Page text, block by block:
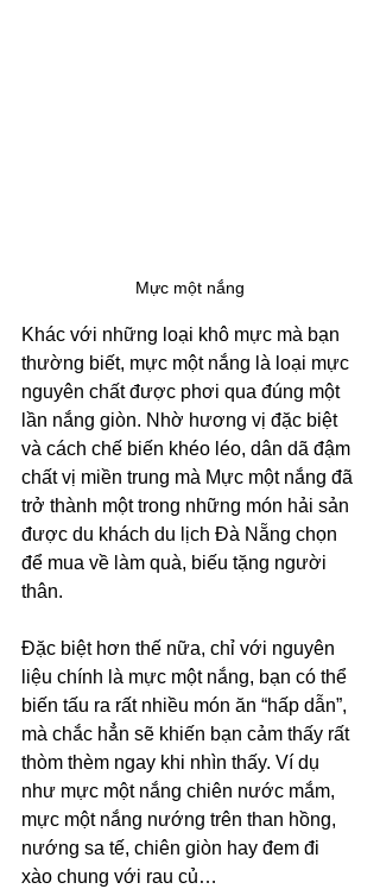
Mực một nắng
Khác với những loại khô mực mà bạn
thường biết, mực một nắng là loại mực
nguyên chất được phơi qua đúng một
lần nắng giòn. Nhờ hương vị đặc biệt
và cách chế biến khéo léo, dân dã đậm
chất vị miền trung mà Mực một nắng đã
trở thành một trong những món hải sản
được du khách du lịch Đà Nẵng chọn
để mua về làm quà, biếu tặng người
thân.
Đặc biệt hơn thế nữa, chỉ với nguyên
liệu chính là mực một nắng, bạn có thể
biến tấu ra rất nhiều món ăn “hấp dẫn”,
mà chắc hẳn sẽ khiến bạn cảm thấy rất
thòm thèm ngay khi nhìn thấy. Ví dụ
như mực một nắng chiên nước mắm,
mực một nắng nướng trên than hồng,
nướng sa tế, chiên giòn hay đem đi
xào chung với rau củ…